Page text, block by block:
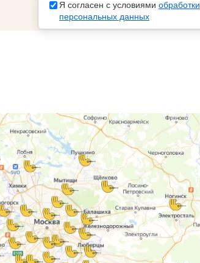
Я согласен с условиями обработки
персональных данных